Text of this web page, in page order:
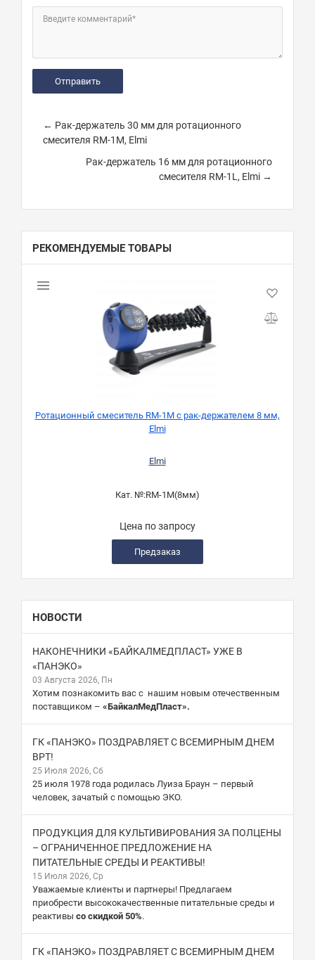
Введите комментарий*
← Рак-держатель 30 мм для ротационного
смесителя RM-1M, Elmi
Рак-держатель 16 мм для ротационного
смесителя RM-1L, Elmi →
РЕКОМЕНДУЕМЫЕ ТОВАРЫ
Ротационный смеситель RM-1M с рак-держателем 8 мм,
Elmi
Elmi
Кат. №:RM-1M(8мм)
Цена по запросу
Предзаказ
НОВОСТИ
НАКОНЕЧНИКИ «БАЙКАЛМЕДПЛАСТ» УЖЕ В
«ПАНЭКО»
03 Августа 2026, Пн
Хотим познакомить вас с нашим новым отечественным
поставщиком – «БайкалМедПласт».
ГК «ПАНЭКО» ПОЗДРАВЛЯЕТ С ВСЕМИРНЫМ ДНЕМ
ВРТ!
25 Июля 2026, Сб
25 июля 1978 года родилась Луиза Браун – первый
человек, зачатый с помощью ЭКО.
ПРОДУКЦИЯ ДЛЯ КУЛЬТИВИРОВАНИЯ ЗА ПОЛЦЕНЫ
– ОГРАНИЧЕННОЕ ПРЕДЛОЖЕНИЕ НА
ПИТАТЕЛЬНЫЕ СРЕДЫ И РЕАКТИВЫ!
15 Июля 2026, Ср
Уважаемые клиенты и партнеры! Предлагаем
приобрести высококачественные питательные среды и
реактивы со скидкой 50%.
ГК «ПАНЭКО» ПОЗДРАВЛЯЕТ С ВСЕМИРНЫМ ДНЕМ